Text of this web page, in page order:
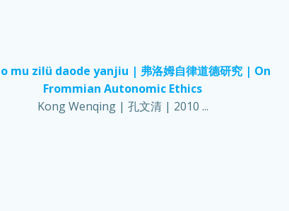
mu zilü daode yanjiu | 弗洛姆自律道德研究 | On
Frommian Autonomic Ethics
Kong Wenqing | 孔文清 | 2010 ...